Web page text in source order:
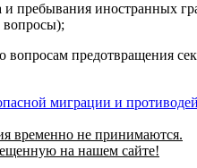
и пребывания иностранных
вопросы);
предотвращения
миграции и
временно не принимаются.
на нашем сайте!